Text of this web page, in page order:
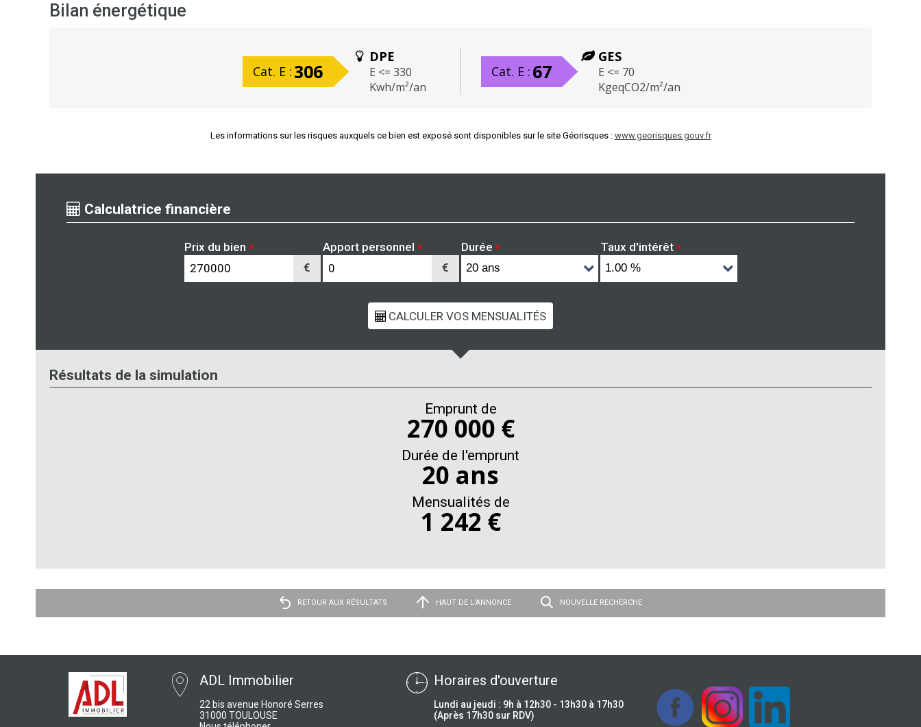
Bilan énergétique
Cat. E : 306
DPE
E <= 330
Kwh/m²/an
Cat. E : 67
GES
E <= 70
KgeqCO2/m²/an
Les informations sur les risques auxquels ce bien est exposé sont disponibles sur le site Géorisques : www.georisques.gouv.fr
Calculatrice financière
Prix du bien *
€
Apport personnel *
€
Durée * Taux d'intérêt *
Résultats de la simulation
Emprunt de
270 000 €
Durée de l'emprunt
20 ans
Mensualités de
1 242 €
RETOUR AUX RÉSULTATS HAUT DE L'ANNONCE NOUVELLE RECHERCHE
ADL Immobilier
22 bis avenue Honoré Serres
31000 TOULOUSE
Horaires d'ouverture
Lundi au jeudi : 9h à 12h30 - 13h30 à 17h30
(Après 17h30 sur RDV)